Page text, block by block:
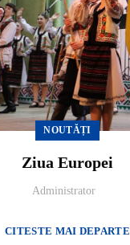
NOUTĂȚI
Ziua Europei
Administrator
CITESTE MAI DEPARTE